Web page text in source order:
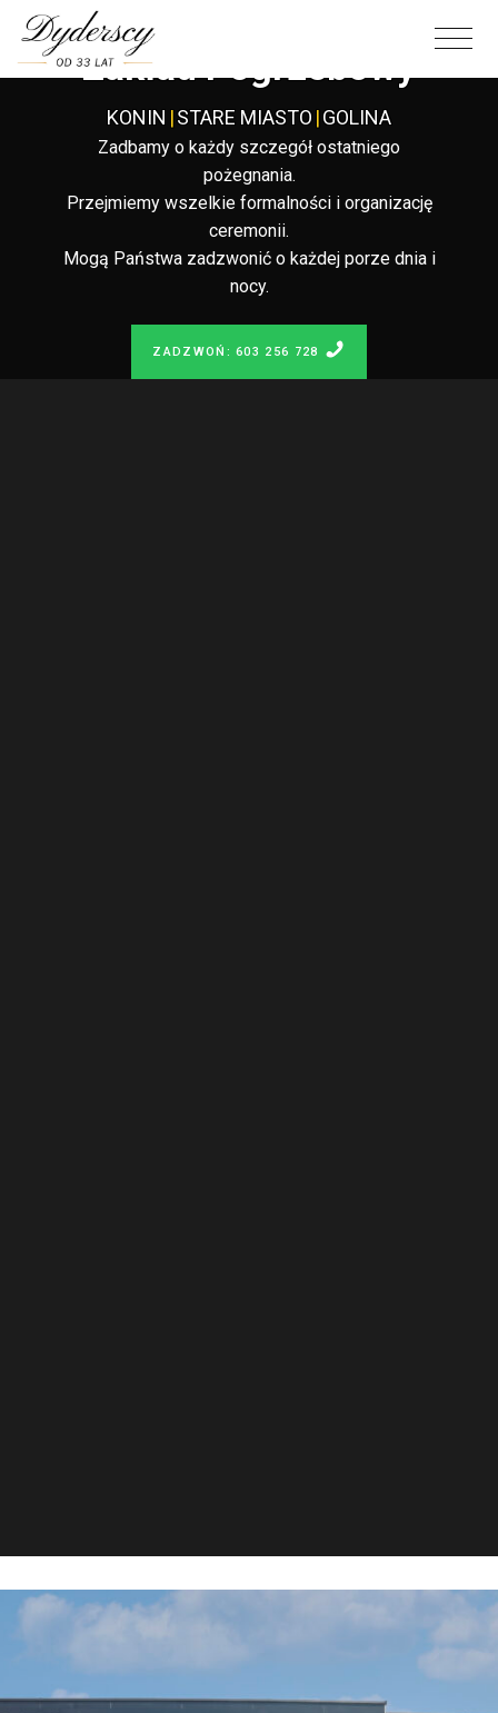
Całodobowy
Zakład Pogrzebowy
KONIN |STARE MIASTO |GOLINA
Zadbamy o każdy szczegół ostatniego
pożegnania.
Przejmiemy wszelkie formalności i organizację
ceremonii.
Mogą Państwa zadzwonić o każdej porze dnia i
nocy.
ZADZWOŃ: 603 256 728